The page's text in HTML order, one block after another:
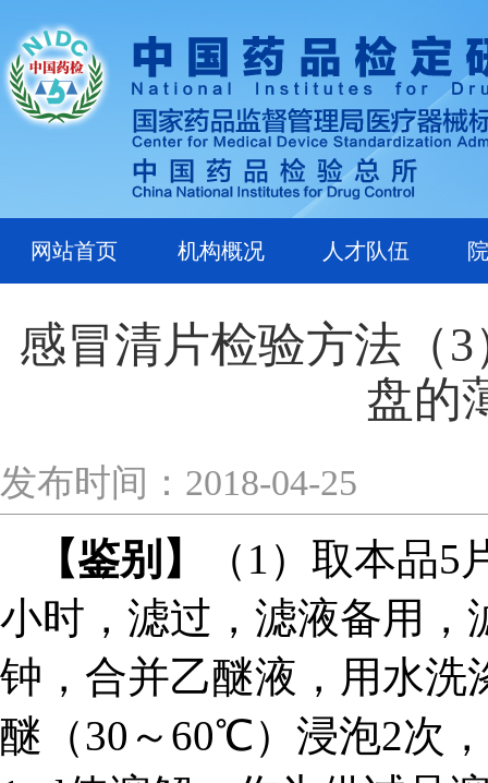
网站首页 机构概况 人才队伍
感冒清片检验方法（
盘的
发布时间：2018-04-25
【鉴别】
（1）取本品
小时，滤过，滤液备用，
钟，合并乙醚液，用水洗
醚（30～60℃）浸泡2次